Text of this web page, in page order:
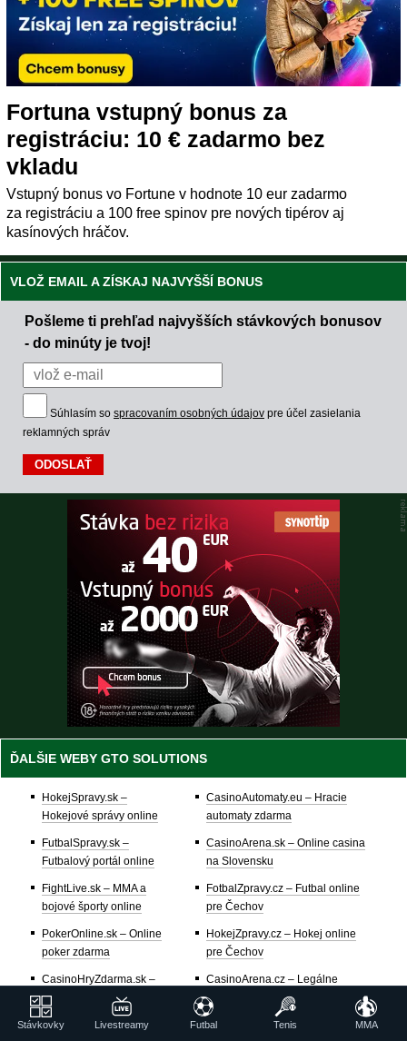
Fortuna vstupný bonus za
registráciu: 10 € zadarmo bez
vkladu
Vstupný bonus vo Fortune v hodnote 10 eur zadarmo
za registráciu a 100 free spinov pre nových tipérov aj
kasínových hráčov.
VLOŽ EMAIL A ZÍSKAJ NAJVYŠŠÍ BONUS
Pošleme ti prehľad najvyšších stávkových bonusov
- do minúty je tvoj!
Súhlasím so spracovaním osobných údajov pre účel zasielania
reklamných správ
ĎALŠIE WEBY GTO SOLUTIONS
HokejSpravy.sk –
Hokejové správy online
FutbalSpravy.sk –
Futbalový portál online
FightLive.sk – MMA a
bojové športy online
PokerOnline.sk – Online
poker zdarma
CasinoHryZdarma.sk –
Casino hry zadarmo
777.sk – Najlepšie online
CasinoAutomaty.eu – Hracie
automaty zdarma
CasinoArena.sk – Online casina
na Slovensku
FotbalZpravy.cz – Futbal online
pre Čechov
HokejZpravy.cz – Hokej online
pre Čechov
CasinoArena.cz – Legálne
online casina pre Čechov
BetArena.cz – Kurzové
Stávkovky Livestreamy Futbal Tenis MMA